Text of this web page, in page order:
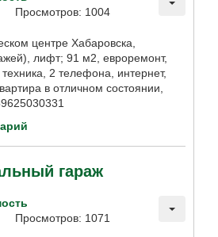
Просмотров: 1004
центре Хабаровска,
лифт; 91 м2, евроремонт,
2 телефона, интернет,
в отличном состоянии,
гараж
Просмотров: 1071